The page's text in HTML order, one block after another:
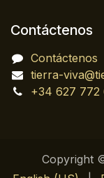
Contáctenos
Contáctenos
tierra-
+34 627 772
Copyright